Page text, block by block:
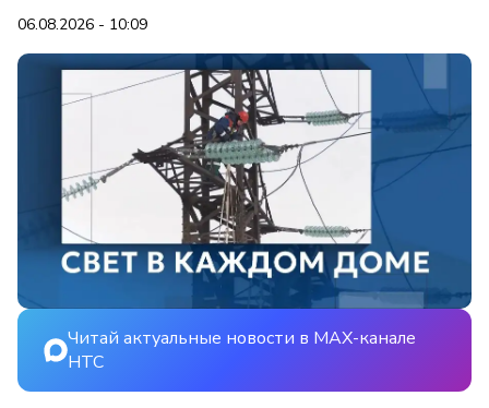
06.08.2026 - 10:09
Читай актуальные новости в MAX-канале
НТС